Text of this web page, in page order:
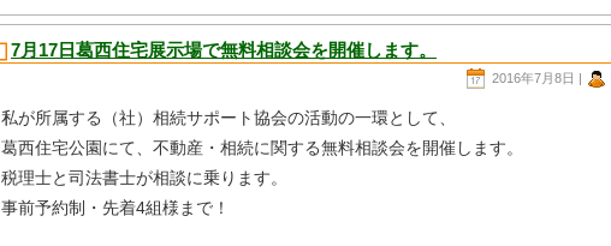
7月17日葛西住宅展示場で無料相談会を開催します。
2016年7月8日 |
私が所属する（社）相続サポート協会の活動の一環として、
葛西住宅公園にて、不動産・相続に関する無料相談会を開催します。
税理士と司法書士が相談に乗ります。
事前予約制・先着4組様まで！